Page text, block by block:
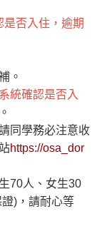
是否入住，逾期
。
統確認是否入
。
同學務必注意收
https://osa_dor
70人、女生30
)，請耐心等